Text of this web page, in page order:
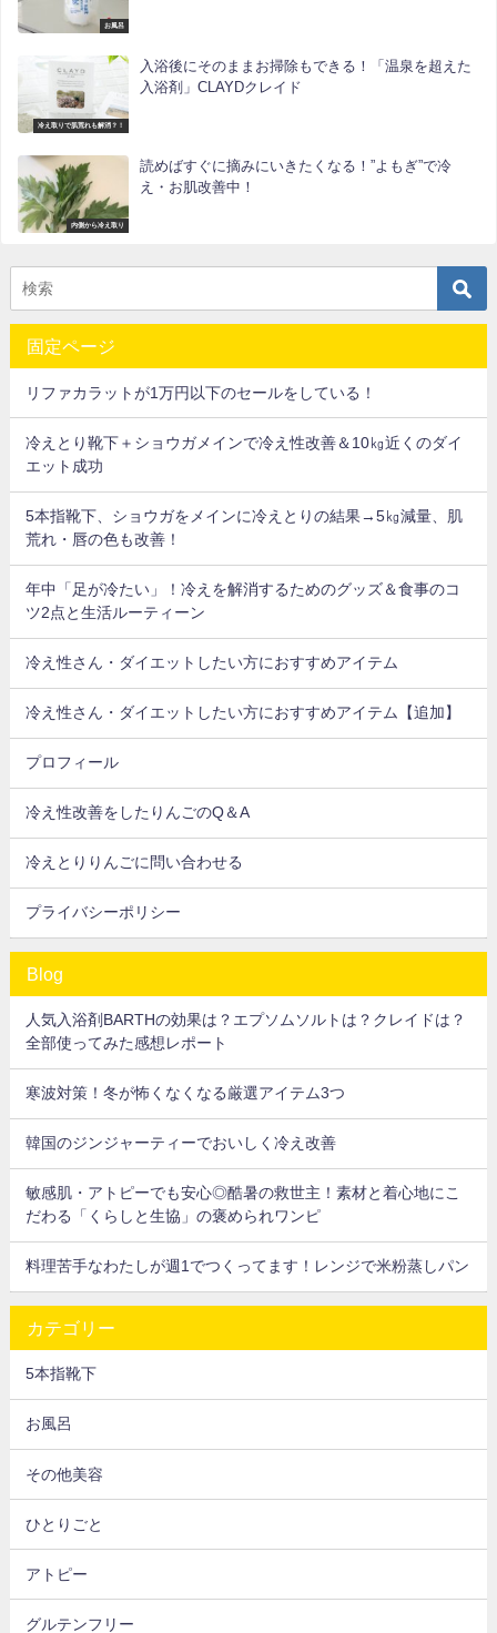
お風呂
冷え取りで肌荒れも解消？！
入浴後にそのままお掃除もできる！「温泉を超えた
入浴剤」CLAYDクレイド
内側から冷え取り
読めばすぐに摘みにいきたくなる！”よもぎ”で冷
え・お肌改善中！
固定ページ
リファカラットが1万円以下のセールをしている！
冷えとり靴下＋ショウガメインで冷え性改善＆10㎏近くのダイ
エット成功
5本指靴下、ショウガをメインに冷えとりの結果→5㎏減量、肌
荒れ・唇の色も改善！
年中「足が冷たい」！冷えを解消するためのグッズ＆食事のコ
ツ2点と生活ルーティーン
冷え性さん・ダイエットしたい方におすすめアイテム
冷え性さん・ダイエットしたい方におすすめアイテム【追加】
プロフィール
冷え性改善をしたりんごのQ＆A
冷えとりりんごに問い合わせる
プライバシーポリシー
Blog
人気入浴剤BARTHの効果は？エプソムソルトは？クレイドは？
全部使ってみた感想レポート
寒波対策！冬が怖くなくなる厳選アイテム3つ
韓国のジンジャーティーでおいしく冷え改善
敏感肌・アトピーでも安心◎酷暑の救世主！素材と着心地にこ
だわる「くらしと生協」の褒められワンピ
料理苦手なわたしが週1でつくってます！レンジで米粉蒸しパン
カテゴリー
5本指靴下
お風呂
その他美容
ひとりごと
アトピー
グルテンフリー